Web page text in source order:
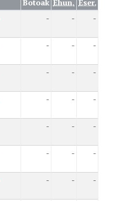
Botoak Ehun. Eser.
- - -
- - -
- - -
- - -
- - -
- - -
- - -